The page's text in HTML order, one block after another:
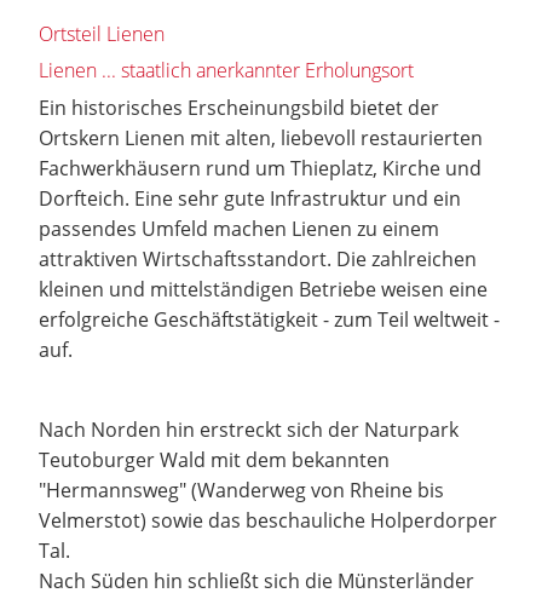
Ortsteil Lienen
Lienen ... staatlich anerkannter Erholungsort
Ein historisches Erscheinungsbild bietet der
Ortskern Lienen mit alten, liebevoll restaurierten
Fachwerkhäusern rund um Thieplatz, Kirche und
Dorfteich. Eine sehr gute Infrastruktur und ein
passendes Umfeld machen Lienen zu einem
attraktiven Wirtschaftsstandort. Die zahlreichen
kleinen und mittelständigen Betriebe weisen eine
erfolgreiche Geschäftstätigkeit - zum Teil weltweit -
auf.
Nach Norden hin erstreckt sich der Naturpark
Teutoburger Wald mit dem bekannten
"Hermannsweg" (Wanderweg von Rheine bis
Velmerstot) sowie das beschauliche Holperdorper
Tal.
Nach Süden hin schließt sich die Münsterländer